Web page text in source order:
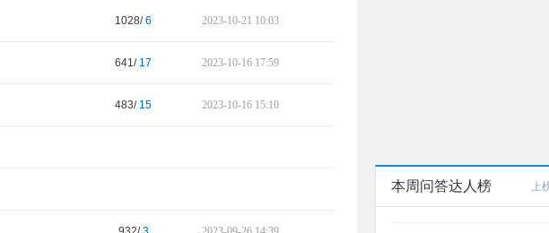
1028/ 6 2023-10-21 10:03
641/ 17 2023-10-16 17:59
483/ 15 2023-10-16 15:10
本周问答达人榜 上